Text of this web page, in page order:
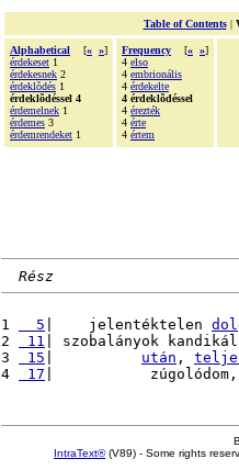
Table of Contents|
Alphabetical [« »]
érdekeset 1
érdekesnek 2
érdeklõdés 1
érdeklõdéssel 4
érdemelnek 1
érdemes 3
érdemrendeket 1
Frequency [« »]
4 elso
4 embrionális
4 érdekelte
4 érdeklõdéssel
4 érezték
4 érte
4 értem
Rész
1
  5
|    jelentéktelen
2
11 | szobalányok
3
15 után ,
4
17 |           zúgolódom,
IntraText®(V89) - Some rights